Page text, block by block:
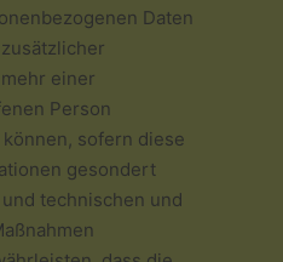
Daten
einer
Person
sofern diese
gesondert
technischen und